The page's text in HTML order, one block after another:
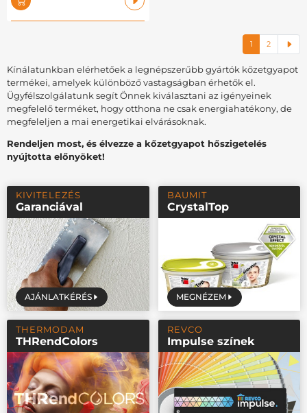
KIVITELEZÉS
Garanciával
AJÁNLATKÉRÉS
BAUMIT
CrystalTop
MEGNÉZEM
THERMODAM
THRendColors
REVCO
Impulse színek
1 2
Kínálatunkban elérhetőek a legnépszerűbb gyártók kőzetgyapot
termékei, amelyek különböző vastagságban érhetők el.
Ügyfélszolgálatunk segít Önnek kiválasztani az igényeinek
megfelelő terméket, hogy otthona ne csak energiahatékony, de
megfeleljen a mai energetikai elvárásoknak.
Rendeljen most, és élvezze a kőzetgyapot hőszigetelés
nyújtotta előnyöket!